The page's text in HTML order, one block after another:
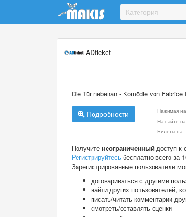
Update cookies preferences
Категория
ADticket
Die Tür nebenan - Komödie von Fabrice
Подробности
Нажимая на
На сайте
Билеты на
Получите неограниченный доступ к
Регистрируйтесь бесплатно всего за
Зарегистрированные пользователи
договариваться с другими
найти других пользователей,
писать/читать комментарии
смотреть/оставлять оценки